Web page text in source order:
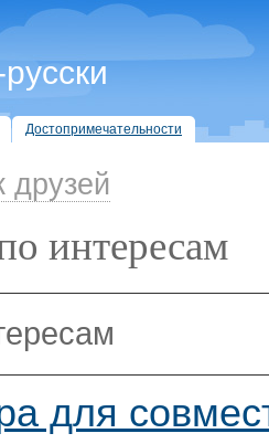
Достопримечательности
друзей
интересам
для